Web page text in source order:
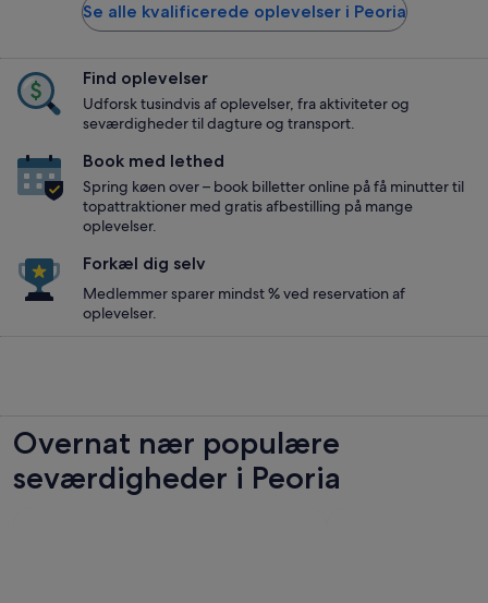
Se alle kvalificerede oplevelser i Peoria
Find oplevelser
Udforsk tusindvis af oplevelser, fra aktiviteter og
seværdigheder til dagture og transport.
Book med lethed
Spring køen over – book billetter online på få minutter til
topattraktioner med gratis afbestilling på mange
oplevelser.
Forkæl dig selv
Medlemmer sparer mindst % ved reservation af
oplevelser.
Overnat nær populære
seværdigheder i Peoria